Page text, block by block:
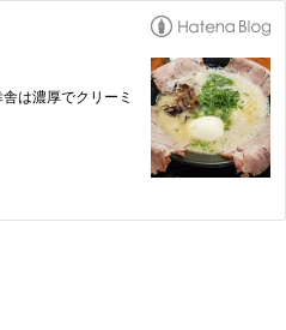
は濃厚でクリーミ